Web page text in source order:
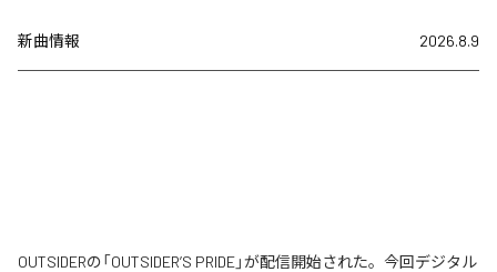
新曲情報 2026.8.9
OUTSIDERの「OUTSIDER’S PRIDE」が配信開始された。今回デジタル